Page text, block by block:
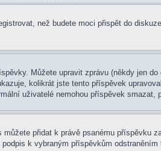
než budete moci přispět do
Můžete upravit zprávu (někdy jen
kolikrát jste tento příspěvek
uživatelé nemohou příspěvek smazat,
můžete přidat k právě psanému příspěvku
k vybraným příspěvkům odstraněním